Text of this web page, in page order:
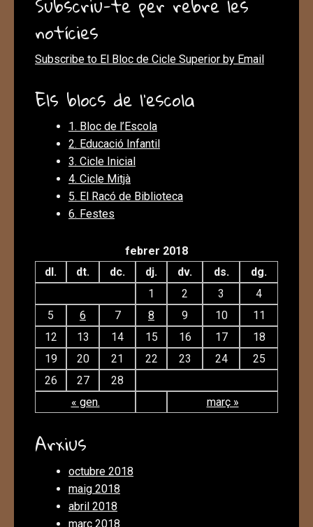
notícies
Subscribe to El Bloc de Cicle Superior by Email
Els blocs de l'escola
1. Bloc de l’Escola
2. Educació Infantil
3. Cicle Inicial
4. Cicle Mitjà
5. El Racó de Biblioteca
6. Festes
febrer 2018
dl.
dt. dc. dj. dv. ds. dg.
« gen. març »
1 2 3
4
5
6 7 8 9 10
11
12
13 14 15 16 17
18
19
20 21 22 23 24
25
26
27 28
Arxius
octubre 2018
maig 2018
abril 2018
març 2018